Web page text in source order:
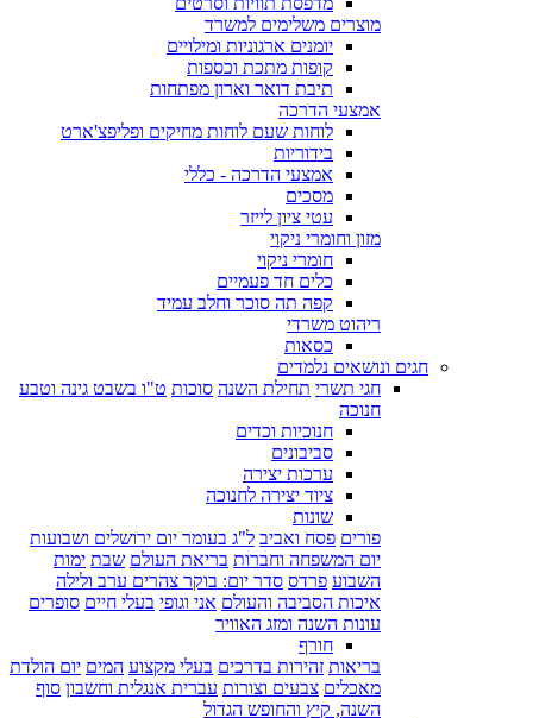
מוצרים משלימים למשרד
יומנים ארגוניות ומילויים
קופות מתכת וכספות
תיבת דואר וארון מפתחות
אמצעי הדרכה
לוחות שעם לוחות מחיקים ופליפצ'ארט
בידוריות
אמצעי הדרכה - כללי
מסכים
עטי ציון לייזר
מזון וחומרי ניקוי
חומרי ניקוי
כלים חד פעמיים
קפה תה סוכר וחלב עמיד
ריהוט משרדי
כסאות
חגים ונושאים נלמדים
חגי תשרי תחילת השנה סוכות ט"ו בשבט גינה וטבע
חנוכה
חנוכיות וכדים
סביבונים
ערכות יצירה
ציוד יצירה לחנוכה
שונות
פורים פסח ואביב ל"ג בעומר יום ירושלים ושבועות
יום המשפחה וחברות בריאת העולם שבת ימות
השבוע פרדס סדר יום: בוקר צהרים ערב ולילה
איכות הסביבה והעולם אני וגופי בעלי חיים סופרים
עונות השנה ומזג האוויר
חורף
בריאות זהירות בדרכים בעלי מקצוע המים יום הולדת
מאכלים צבעים וצורות עברית אנגלית וחשבון סוף
השנה, קיץ והחופש הגדול